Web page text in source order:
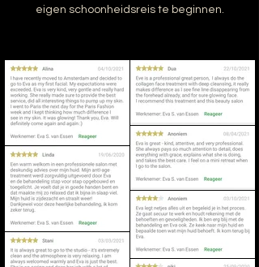
eigen schoonheidsreis te beginnen.